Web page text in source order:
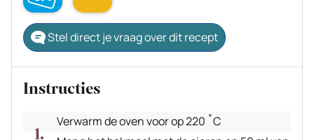
Stel direct je vraag over dit recept
Instructies
Verwarm de oven voor op 220 ˚C